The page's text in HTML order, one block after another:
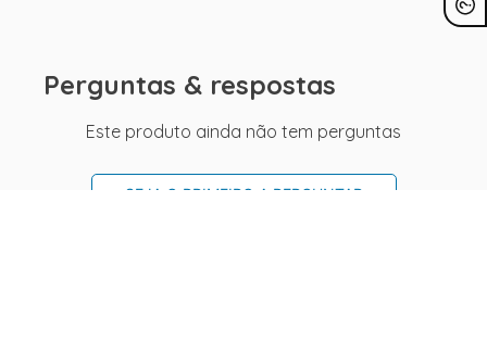
Perguntas & respostas
Este produto ainda não tem perguntas
SEJA O PRIMEIRO A PERGUNTAR